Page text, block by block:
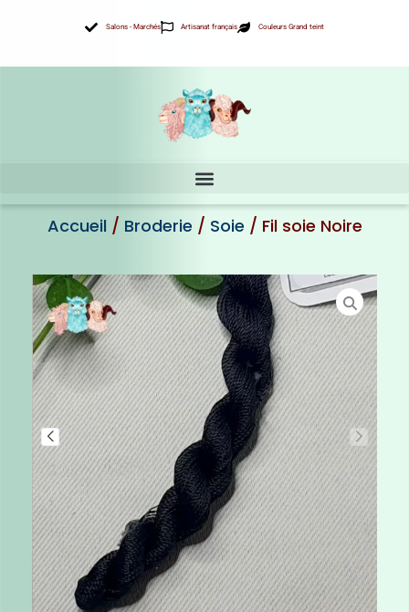
Salons - Marchés Artisanat français Couleurs Grand teint
Accueil / Broderie / Soie / Fil soie Noire